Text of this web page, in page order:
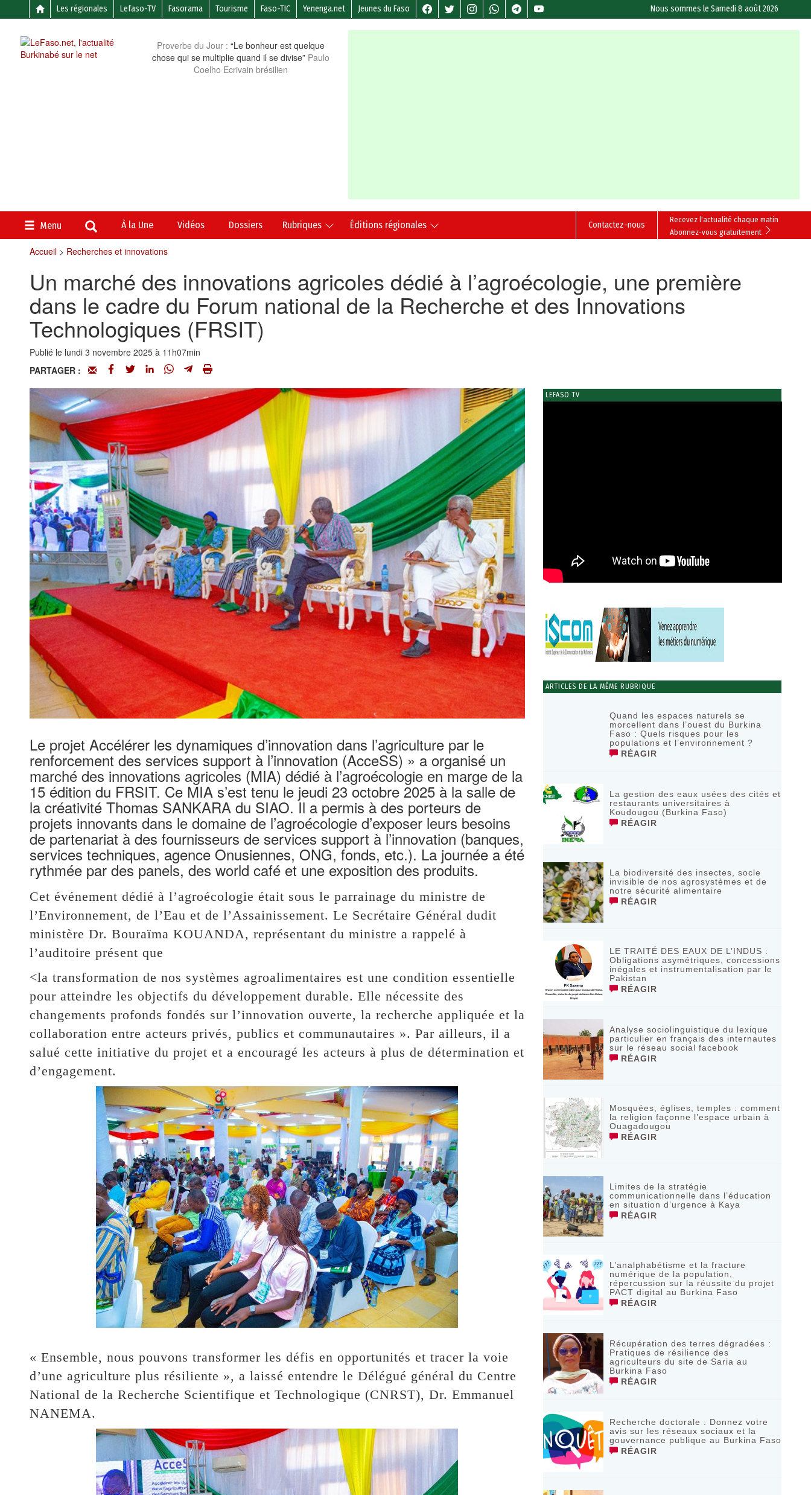
Les régionales Lefaso-TV Fasorama Tourisme Faso-TIC Yenenga.net Jeunes du Faso Nous sommes leSamedi 8 août 2026
Proverbe du Jour : “Le bonheur est quelque
chose qui se multiplie quand il se divise” Paulo
Coelho Ecrivain brésilien
Menu À la Une Vidéos Dossiers Rubriques Éditions régionales
Recevez l'actualité chaque matin
Abonnez-vous gratuitement
Contactez-nous
Accueil> Recherches et innovations
Un marché des innovations agricoles dédié à l’agroécologie, une première
dans le cadre du Forum national de la Recherche et des Innovations
Technologiques (FRSIT)
Publié le lundi 3 novembre 2025 à 11h07min
PARTAGER :
Le projet Accélérer les dynamiques d’innovation dans l’agriculture par le
renforcement des services support à l’innovation (AcceSS) » a organisé un
marché des innovations agricoles (MIA) dédié à l’agroécologie en marge de la
15 édition du FRSIT. Ce MIA s’est tenu le jeudi 23 octobre 2025 à la salle de
la créativité Thomas SANKARA du SIAO. Il a permis à des porteurs de
projets innovants dans le domaine de l’agroécologie d’exposer leurs besoins
de partenariat à des fournisseurs de services support à l’innovation (banques,
services techniques, agence Onusiennes, ONG, fonds, etc.). La journée a été
rythmée par des panels, des world café et une exposition des produits.
Cet événement dédié à l’agroécologie était sous le parrainage du ministre de
l’Environnement, de l’Eau et de l’Assainissement. Le Secrétaire Général dudit
ministère Dr. Bouraïma KOUANDA, représentant du ministre a rappelé à
l’auditoire présent que
<la transformation de nos systèmes agroalimentaires est une condition essentielle
pour atteindre les objectifs du développement durable. Elle nécessite des
changements profonds fondés sur l’innovation ouverte, la recherche appliquée et la
collaboration entre acteurs privés, publics et communautaires ». Par ailleurs, il a
salué cette initiative du projet et a encouragé les acteurs à plus de détermination et
d’engagement.
« Ensemble, nous pouvons transformer les défis en opportunités et tracer la voie
d’une agriculture plus résiliente », a laissé entendre le Délégué général du Centre
National de la Recherche Scientifique et Technologique (CNRST), Dr. Emmanuel
NANEMA.
LEFASO TV
ARTICLES DE LA MÊME RUBRIQUE
Quand les espaces naturels se
morcellent dans l’ouest du Burkina
Faso : Quels risques pour les
populations et l’environnement ?
RÉAGIR
La gestion des eaux usées des cités et
restaurants universitaires à
Koudougou (Burkina Faso)
RÉAGIR
La biodiversité des insectes, socle
invisible de nos agrosystèmes et de
notre sécurité alimentaire
RÉAGIR
LE TRAITÉ DES EAUX DE L’INDUS :
Obligations asymétriques, concessions
inégales et instrumentalisation par le
Pakistan
RÉAGIR
Analyse sociolinguistique du lexique
particulier en français des internautes
sur le réseau social facebook
RÉAGIR
Mosquées, églises, temples : comment
la religion façonne l’espace urbain à
Ouagadougou
RÉAGIR
Limites de la stratégie
communicationnelle dans l’éducation
en situation d’urgence à Kaya
RÉAGIR
L’analphabétisme et la fracture
numérique de la population,
répercussion sur la réussite du projet
PACT digital au Burkina Faso
RÉAGIR
Récupération des terres dégradées :
Pratiques de résilience des
agriculteurs du site de Saria au
Burkina Faso
RÉAGIR
Recherche doctorale : Donnez votre
avis sur les réseaux sociaux et la
gouvernance publique au Burkina Faso
RÉAGIR